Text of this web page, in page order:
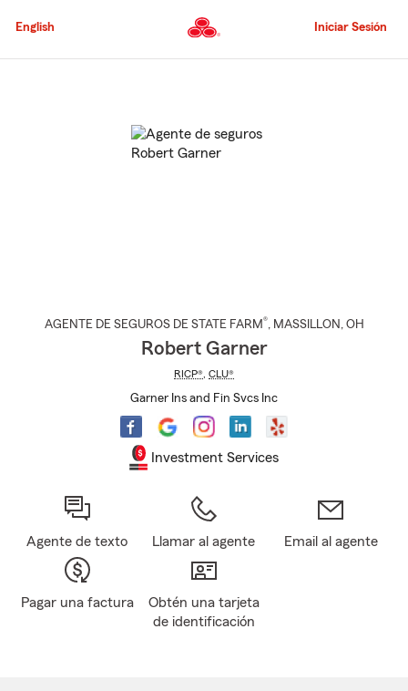
al
principal
English Iniciar Sesión
AGENTE DE SEGUROS DE STATE FARM®, MASSILLON , OH
Robert Garner
RICP® CLU®
Garner Ins and Fin Svcs Inc
Investment Services
Agente de texto Llamar al agente Email al agente
Pagar una factura
Obtén una tarjeta
de identificación